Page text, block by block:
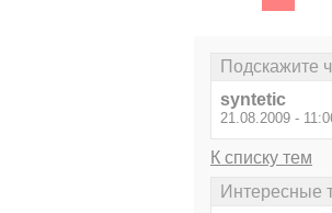
Подскажите
syntetic
21.08.2009 -
К списку тем
Интересные